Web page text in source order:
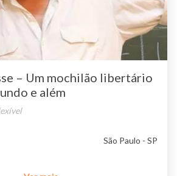
– Um mochilão libertário
e além
São Paulo - SP